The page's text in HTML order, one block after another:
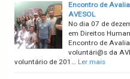
Encontro de
AVESOL
No dia 07 de
em Direitos
Encontro de
voluntári@s da
voluntário de 201… Ler mais